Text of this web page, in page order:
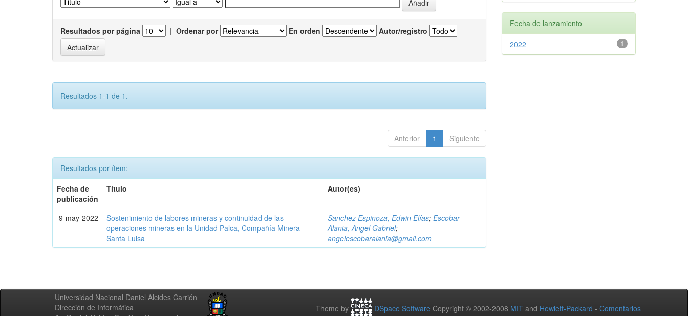
Resultados por página | Ordenar por En orden Autor/registro
Resultados 1-1 de 1.
Anterior 1 Siguiente
Resultados por ítem:
Fecha de
publicación
Título Autor(es)
9-may-2022
Sostenimiento de labores mineras y continuidad de las
operaciones mineras en la Unidad Palca, Compañía Minera
Santa Luisa
Sanchez Espinoza, Edwin Elías;Escobar
Alania, Angel Gabriel;
angelescobaralania@gmail.com
Fecha de lanzamiento
1
2022
Universidad Nacional Daniel Alcides Carrión
Dirección de Informática
Theme by DSpace Software Copyright © 2002-2008 MIT and Hewlett-Packard - Comentarios